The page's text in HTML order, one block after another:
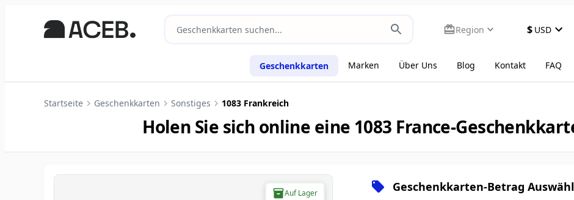
Region $ USD
Geschenkkarten Marken Über Uns Blog Kontakt FAQ
Startseite Geschenkkarten Sonstiges 1083 Frankreich
Holen Sie sich online eine 1083 France-
Auf Lager Geschenkkarten-Betrag